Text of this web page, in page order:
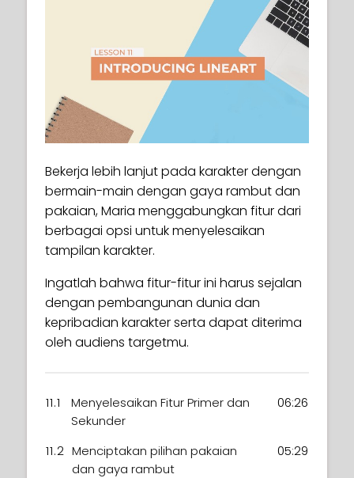
Bekerja lebih lanjut pada karakter dengan
bermain-main dengan gaya rambut dan
pakaian, Maria menggabungkan fitur dari
berbagai opsi untuk menyelesaikan
tampilan karakter.
Ingatlah bahwa fitur-fitur ini harus sejalan
dengan pembangunan dunia dan
kepribadian karakter serta dapat diterima
oleh audiens targetmu.
11.1
Menyelesaikan Fitur Primer dan
Sekunder
06:26
11.2 Menciptakan pilihan pakaian
dan gaya rambut
05:29